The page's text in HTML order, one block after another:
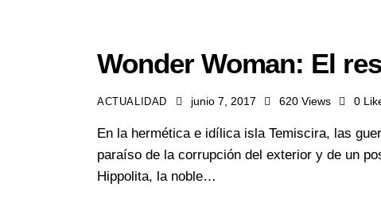
Wonder Woman: El
ACTUALIDAD junio 7, 2017 620 Views 0
En la hermética e idílica isla Temiscira, las
paraíso de la corrupción del exterior y de un
Hippolita, la noble…